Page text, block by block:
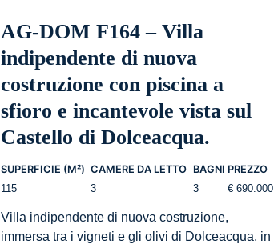
AG-DOM F164 – Villa
indipendente di nuova
costruzione con piscina a
sfioro e incantevole vista sul
Castello di Dolceacqua.
SUPERFICIE (M²) CAMERE DA LETTO BAGNI PREZZO
115
3 3 € 690.000
Villa indipendente di nuova costruzione,
immersa tra i vigneti e gli olivi di Dolceacqua, in